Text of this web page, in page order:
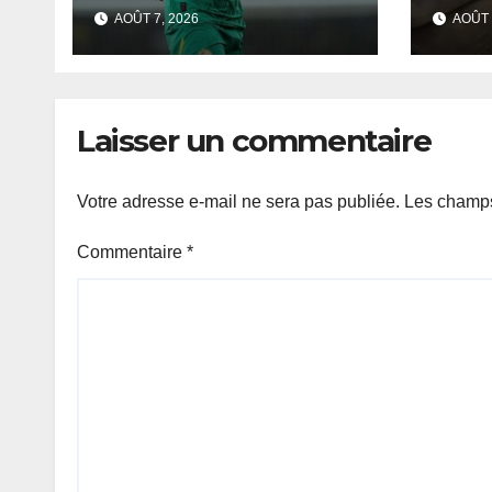
Guèye
AOÛT 7, 2026
de
Laisser un commentaire
Votre adresse e-mail ne sera pas publiée. Les
Commentaire *